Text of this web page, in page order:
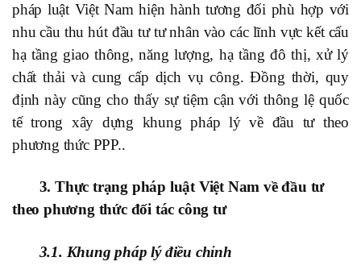
pháp luật Việt Nam hiện hành tương đối phù hợp với
nhu cầu thu hút đầu tư tư nhân vào các lĩnh vực kết cấu
hạ tầng giao thông, năng lượng, hạ tầng đô thị, xử lý
chất thải và cung cấp dịch vụ công. Đồng thời, quy
định này cũng cho thấy sự tiệm cận với thông lệ quốc
tế trong xây dựng khung pháp lý về đầu tư theo
phương thức PPP..
3. Thực trạng pháp luật Việt Nam về đầu tư
theo phương thức đối tác công tư
3.1. Khung pháp lý điều chỉnh